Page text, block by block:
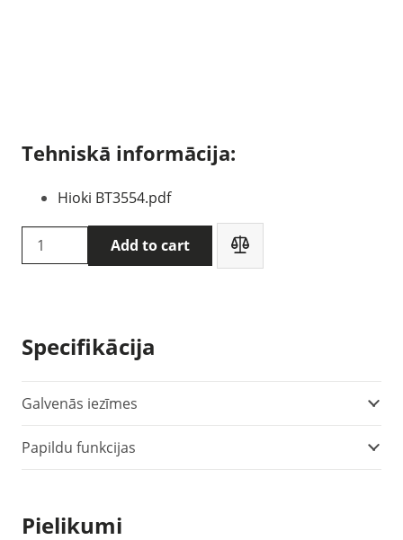
Tehniskā informācija:
Hioki BT3554.pdf
HIOKI
BT3554-
quantity
Add to cart
Specifikācija
Galvenās iezīmes
Papildu funkcijas
Pielikumi